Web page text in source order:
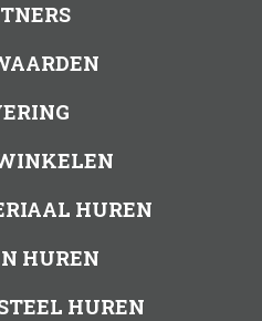
HUREN
HUREN
HUREN